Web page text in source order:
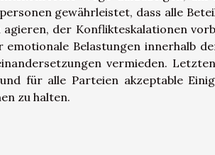
gewährleistet, dass alle
agieren, der Konflikteskalationen
Belastungen innerhalb
vermieden.
für alle Parteien akzeptable
zu halten.